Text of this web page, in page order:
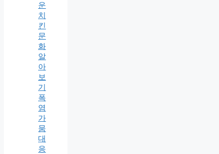
운
치
킨
문
화
알
아
보
기
폭
염
가
뭄
대
응